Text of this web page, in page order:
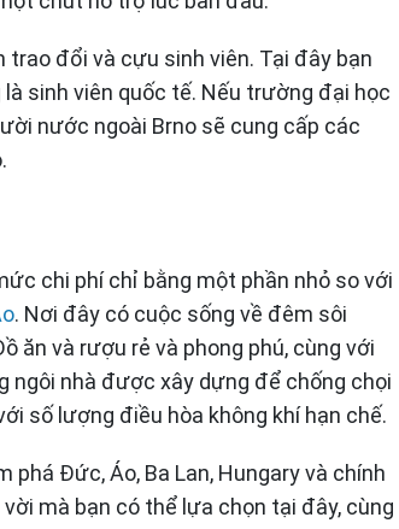
đổi và cựu sinh viên. Tại đây bạn
sinh viên quốc tế. Nếu trường đại học
nước ngoài Brno sẽ cung cấp các
chi phí chỉ bằng một phần nhỏ so với
. Nơi đây có cuộc sống về đêm sôi
ăn và rượu rẻ và phong phú, cùng với
ngôi nhà được xây dựng để chống chọi
số lượng điều hòa không khí hạn chế.
phá Đức, Áo, Ba Lan, Hungary và chính
mà bạn có thể lựa chọn tại đây, cùng